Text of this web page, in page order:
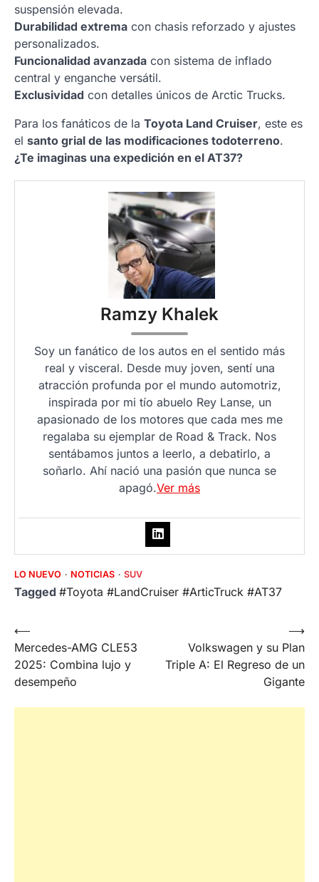
suspensión elevada.
Durabilidad extrema con chasis reforzado y ajustes
personalizados.
Funcionalidad avanzada con sistema de inflado
central y enganche versátil.
Exclusividad con detalles únicos de Arctic Trucks.
Para los fanáticos de la Toyota Land Cruiser, este es
el santo grial de las modificaciones todoterreno.
¿Te imaginas una expedición en el AT37?
Ramzy Khalek
Soy un fanático de los autos en el sentido más
real y visceral. Desde muy joven, sentí una
atracción profunda por el mundo automotriz,
inspirada por mi tío abuelo Rey Lanse, un
apasionado de los motores que cada mes me
regalaba su ejemplar de Road & Track. Nos
sentábamos juntos a leerlo, a debatirlo, a
soñarlo. Ahí nació una pasión que nunca se
apagó.Ver más
LO NUEVO NOTICIAS SUV
Tagged #Toyota #LandCruiser #ArticTruck #AT37
Post
navigation
⟵
Mercedes-AMG CLE53
2025: Combina lujo y
desempeño
Volkswagen y su Plan
Triple A: El Regreso de un
Gigante
⟶